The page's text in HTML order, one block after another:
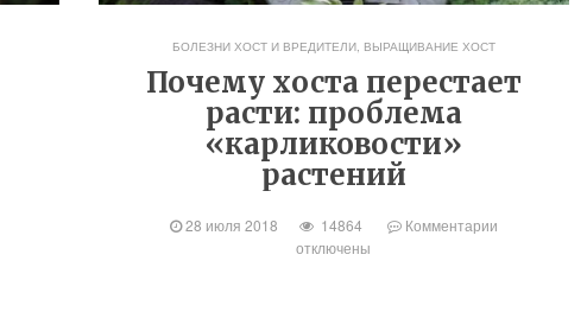
БОЛЕЗНИ ХОСТ И ВРЕДИТЕЛИ, ВЫРАЩИВАНИЕ ХОСТ
Почему хоста перестает
расти: проблема
«карликовости»
растений
28 июля 2018 14864
Комментарии
отключены